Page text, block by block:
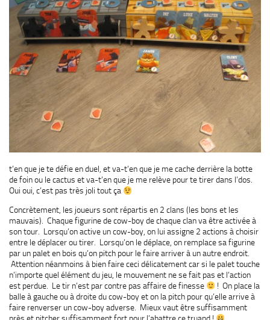
t’en que je te défie en duel, et va-t’en que je me cache derrière la botte
de foin ou le cactus et va-t’en que je me relève pour te tirer dans l’dos.
Oui oui, c’est pas très joli tout ça
Concrètement, les joueurs sont répartis en 2 clans (les bons et les
mauvais). Chaque figurine de cow-boy de chaque clan va être activée à
son tour. Lorsqu’on active un cow-boy, on lui assigne 2 actions à choisir
entre le déplacer ou tirer. Lorsqu’on le déplace, on remplace sa figurine
par un palet en bois qu’on pitch pour le faire arriver à un autre endroit.
Attention néanmoins à bien faire ceci délicatement car si le palet touche
n’importe quel élément du jeu, le mouvement ne se fait pas et l’action
est perdue. Le tir n’est par contre pas affaire de finesse
! On place la
balle à gauche ou à droite du cow-boy et on la pitch pour qu’elle arrive à
faire renverser un cow-boy adverse. Mieux vaut être suffisamment
près et pitcher suffisamment fort pour l’abattre ce truand !